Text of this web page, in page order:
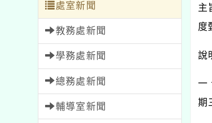
處室新聞
教務處新聞
學務處新聞
總務處新聞
輔導室新聞
主
度
說
一
期